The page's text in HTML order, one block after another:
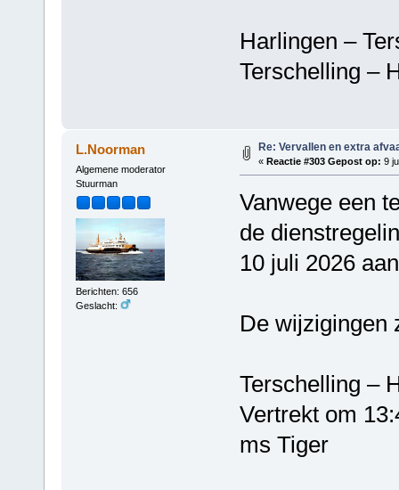
Harlingen –
Terschelling
L.Noorman
Algemene moderator
Stuurman
Berichten: 656
Geslacht:
Re: Vervallen en extra
« Reactie #303 Gepost op: 9
Vanwege een
de
10 juli 2026
De wijzigingen
Vertrekt om
ms Tiger